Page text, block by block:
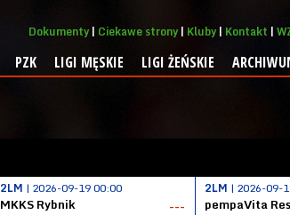
Dokumenty Ciekawe strony Kluby Kontakt
PZK LIGI MĘSKIE LIGI ŻEŃSKIE
2LM | 2026-09-19 00:00
MKKS Rybnik
---
2LM | 2026-09-
pempaVita